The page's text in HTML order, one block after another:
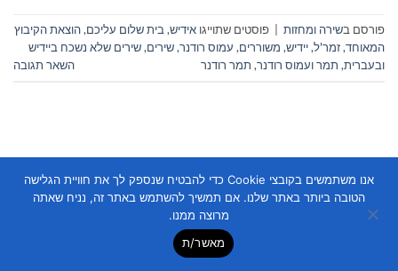
פורסם בשירה ומחזות פוסטים שתוייגו אידיש, בית שלום עליכם,הוצאת הקיבוץ
המאוחד,זמר'ל,יידיש, משוררים, עמוס רודנר,שירים,שירים שלא נשכח ביידיש
ובעברית, תמר ועמוס רודנר, תמר רודנר השאר תגובה
Copyright 2026 ©
אנו משתמשים בקובצי Cookie כדי להבטיח שנספק לך את חוויית הגלישה
הטובה ביותר באתר שלנו. אם תמשיך להשתמש באתר זה, נניח שאתה
מרוצה ממנו.
מאשר/ת